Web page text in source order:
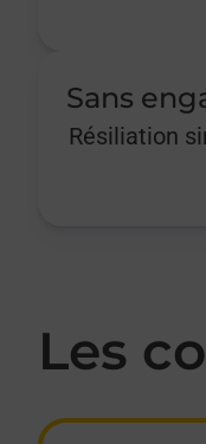
Sans
Résiliation
Les